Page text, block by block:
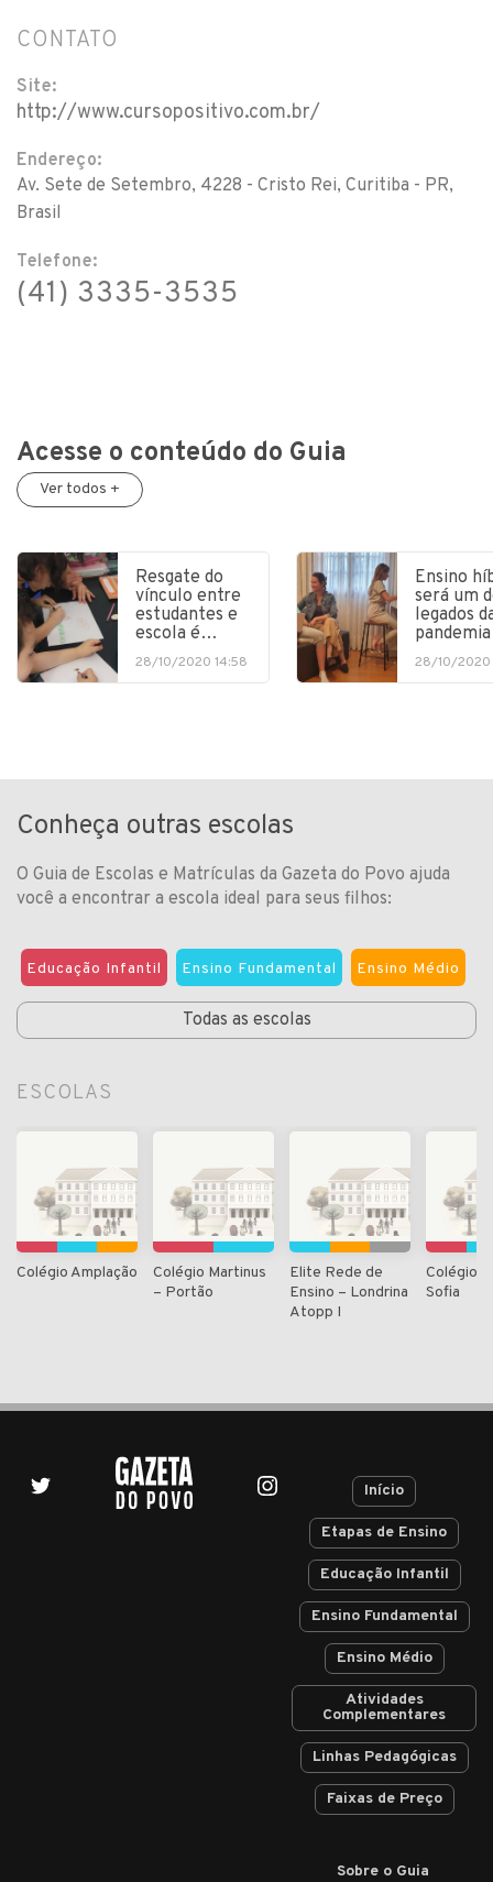
CONTATO
Site:
http://www.cursopositivo.com.br/
Endereço:
Av. Sete de Setembro, 4228 - Cristo Rei, Curitiba - PR,
Brasil
Telefone:
(41) 3335-3535
Acesse o conteúdo do Guia
Ver todos +
Resgate do
vínculo entre
estudantes e
escola é…
28/10/2020 14:58
Ensino
será um
legados
pandemia
28/10/2020
Conheça outras escolas
O Guia de Escolas e Matrículas da Gazeta do Povo ajuda
você a encontrar a escola ideal para seus filhos:
Educação Infantil Ensino Fundamental Ensino Médio
Todas as escolas
ESCOLAS
Colégio Amplação
Colégio Martinus
– Portão
Elite Rede de
Ensino – Londrina
Atopp I
Colégio
Sofia
Início
Etapas de Ensino
Educação Infantil
Ensino Fundamental
Ensino Médio
Atividades
Complementares
Linhas Pedagógicas
Faixas de Preço
Sobre o Guia